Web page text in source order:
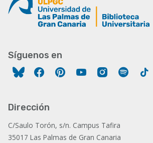
Síguenos en
FacebookPinterestYouTubeInstagram
Spotify
Dirección
C/Saulo Torón, s/n. Campus Tafira
35017 Las Palmas de Gran Canaria